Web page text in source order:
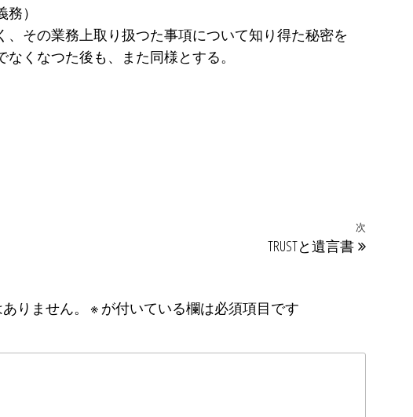
）
その業務上取り扱つた事項について知り得た秘密を
くなつた後も、また同様とする。
次の投稿
次
TRUSTと遺言書
りません。 ※ が付いている欄は必須項目です